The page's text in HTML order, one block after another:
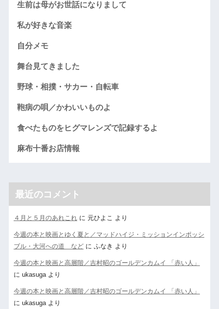
生前は母がお世話になりまして
私が好きな音楽
自分メモ
舞台見てきました
野球・相撲・サカー・自転車
鞄病の唄／かわいいものよ
食べたものをヒグマレンズで記録するよ
麻布十番お店情報
最近のコメント
４月と５月のあれこれに 元ひよこ より
今週の本と映画とゆく夏と／マッドハイジ・ミッションインポッシ
ブル・大河への道 などに ふなき より
今週の本と映画と高層階／吉村昭のゴールデンカムイ 「赤い人」
に ukasugaより
今週の本と映画と高層階／吉村昭のゴールデンカムイ 「赤い人」
に ukasugaより